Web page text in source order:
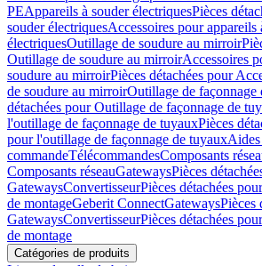
PEAppareils à souder électriquesPièces
souder électriquesAccessoires pour appareils
électriquesOutillage de soudure au mirroir
Outillage de soudure au mirroirAccessoires
soudure au mirroirPièces détachées pour
de soudure au mirroirOutillage de façonnage
détachées pour Outillage de façonnage de
l'outillage de façonnage de tuyauxPièces
pour l'outillage de façonnage de tuyauxAides
commandeTélécommandesComposants
Composants réseauGatewaysPièces
GatewaysConvertisseurPièces détachées
de montageGeberit ConnectGatewaysPièces
GatewaysConvertisseurPièces détachées
de montage
Catégories de produits